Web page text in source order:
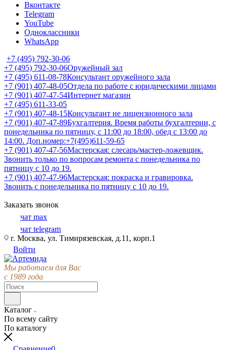
Вконтакте
Telegram
YouTube
Одноклассники
WhatsApp
+7 (495) 792-30-06
+7 (495) 792-30-06Оружейный зал
+7 (495) 611-08-78Консультант оружейного зала
+7 (901) 407-48-05Отдела по работе с юридическими лицами
+7 (901) 407-47-54Интернет магазин
+7 (495) 611-33-05
+7 (901) 407-48-15Консультант не лицензионного зала
+7 (901) 407-47-89Бухгалтерия. Время работы бухгалтерии, с
понедельника по пятницу, с 11:00 до 18:00, обед с 13:00 до
14:00. Доп.номер:+7(495)611-59-65
+7 (901) 407-47-56Мастерская: слесарь/мастер-ложевщик.
Звонить только по вопросам ремонта с понедельника по
пятницу с 10 до 19.
+7 (901) 407-47-96Мастерская: покраска и гравировка.
Звонить с понедельника по пятницу с 10 до 19.
Заказать звонок
чат max
чат telegram
г. Москва, ул. Тимирязевская, д.11, корп.1
Войти
Мы работаем для Вас
с 1989 года
Каталог
По всему сайту
По каталогу